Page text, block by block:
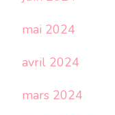
mai 2024
avril 2024
mars 2024